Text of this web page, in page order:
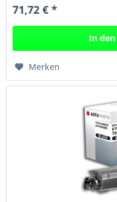
71,72 € *
In den
Merken